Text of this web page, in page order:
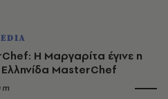
Η Μαργαρίτα έγινε η
MasterChef